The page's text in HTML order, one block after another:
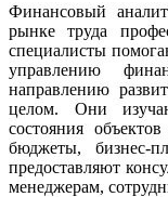
Финансовый
рынке труда
специалисты
управлению
направлению
целом. Они
состояния
бюджеты, бизнес-
предоставляют
менеджерам,